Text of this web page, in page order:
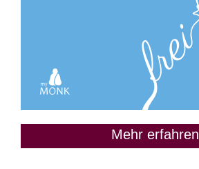
Mehr erfahren